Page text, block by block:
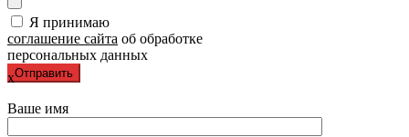
Я принимаю
соглашение сайта об обработке
персональных данных
x
Ваше имя